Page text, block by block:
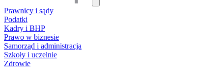
Prawnicy i sądy
Podatki
Kadry i BHP
Prawo w biznesie
Samorząd i administracja
Szkoły i uczelnie
Zdrowie